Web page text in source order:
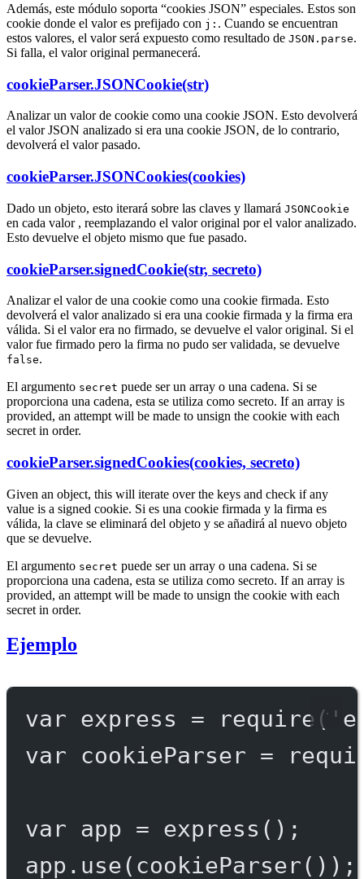
Además, este módulo soporta “cookies JSON” especiales. Estos son
cookie donde el valor es prefijado con j: . Cuando se encuentran
estos valores, el valor será expuesto como resultado de JSON.parse.
Si falla, el valor original permanecerá.
cookieParser.JSONCookie(str)
Analizar un valor de cookie como una cookie JSON. Esto devolverá
el valor JSON analizado si era una cookie JSON, de lo contrario,
devolverá el valor pasado.
cookieParser.JSONCookies(cookies)
Dado un objeto, esto iterará sobre las claves y llamará JSONCookie
en cada valor , reemplazando el valor original por el valor analizado.
Esto devuelve el objeto mismo que fue pasado.
cookieParser.signedCookie(str, secreto)
Analizar el valor de una cookie como una cookie firmada. Esto
devolverá el valor analizado si era una cookie firmada y la firma era
válida. Si el valor era no firmado, se devuelve el valor original. Si el
valor fue firmado pero la firma no pudo ser validada, se devuelve
false.
El argumento secret puede ser un array o una cadena. Si se
proporciona una cadena, esta se utiliza como secreto. If an array is
provided, an attempt will be made to unsign the cookie with each
secret in order.
cookieParser.signedCookies(cookies, secreto)
Given an object, this will iterate over the keys and check if any
value is a signed cookie. Si es una cookie firmada y la firma es
válida, la clave se eliminará del objeto y se añadirá al nuevo objeto
que se devuelve.
El argumento secret puede ser un array o una cadena. Si se
proporciona una cadena, esta se utiliza como secreto. If an array is
provided, an attempt will be made to unsign the cookie with each
secret in order.
Ejemplo
var express = require (
var cookieParser =
var app = express ();
app. use( cookieParser());